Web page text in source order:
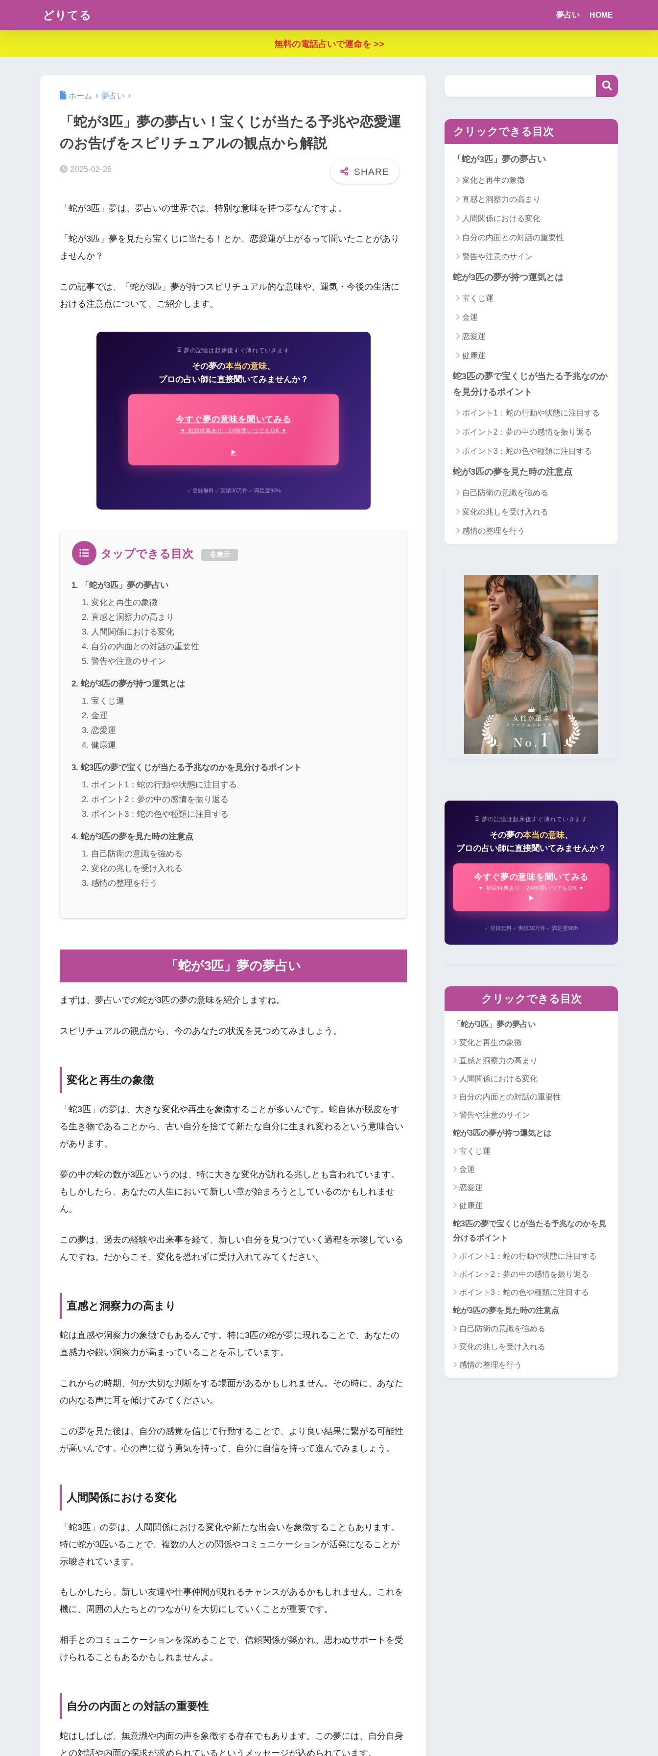
どりてる 夢占い HOME
無料の電話占いで運命を >>
ホーム 夢占い
「蛇が3匹」夢の夢占い！宝くじが当たる予兆や恋愛運
のお告げをスピリチュアルの観点から解説
2025-02-26
「蛇が3匹」夢は、夢占いの世界では、特別な意味を持つ夢なんですよ。
「蛇が3匹」夢を見たら宝くじに当たる！とか、恋愛運が上がるって聞いたことがあり
ませんか？
この記事では、「蛇が3匹」夢が持つスピリチュアル的な意味や、運気・今後の生活に
おける注意点について、ご紹介します。
⏳ 夢の記憶は起床後すぐ薄れていきます
その夢の本当の意味、
プロの占い師に直接聞いてみませんか？
今すぐ夢の意味を聞いてみる
▼ 初回特典あり・24時間いつでもOK ▼
✓登録無料✓実績30万件✓満足度96%
タップできる目次 非表示
「蛇が3匹」夢の夢占い
変化と再生の象徴
直感と洞察力の高まり
人間関係における変化
自分の内面との対話の重要性
警告や注意のサイン
蛇が3匹の夢が持つ運気とは
宝くじ運
金運
恋愛運
健康運
蛇3匹の夢で宝くじが当たる予兆なのかを見分けるポイント
ポイント1：蛇の行動や状態に注目する
ポイント2：夢の中の感情を振り返る
ポイント3：蛇の色や種類に注目する
蛇が3匹の夢を見た時の注意点
自己防衛の意識を強める
変化の兆しを受け入れる
感情の整理を行う
「蛇が3匹」夢の夢占い
まずは、夢占いでの蛇が3匹の夢の意味を紹介しますね。
スピリチュアルの観点から、今のあなたの状況を見つめてみましょう。
変化と再生の象徴
「蛇3匹」の夢は、大きな変化や再生を象徴することが多いんです。蛇自体が脱皮をす
る生き物であることから、古い自分を捨てて新たな自分に生まれ変わるという意味合い
があります。
夢の中の蛇の数が3匹というのは、特に大きな変化が訪れる兆しとも言われています。
もしかしたら、あなたの人生において新しい章が始まろうとしているのかもしれませ
ん。
この夢は、過去の経験や出来事を経て、新しい自分を見つけていく過程を示唆している
んですね。だからこそ、変化を恐れずに受け入れてみてください。
直感と洞察力の高まり
蛇は直感や洞察力の象徴でもあるんです。特に3匹の蛇が夢に現れることで、あなたの
直感力や鋭い洞察力が高まっていることを示しています。
これからの時期、何か大切な判断をする場面があるかもしれません。その時に、あなた
の内なる声に耳を傾けてみてください。
この夢を見た後は、自分の感覚を信じて行動することで、より良い結果に繋がる可能性
が高いんです。心の声に従う勇気を持って、自分に自信を持って進んでみましょう。
人間関係における変化
「蛇3匹」の夢は、人間関係における変化や新たな出会いを象徴することもあります。
特に蛇が3匹いることで、複数の人との関係やコミュニケーションが活発になることが
示唆されています。
もしかしたら、新しい友達や仕事仲間が現れるチャンスがあるかもしれません。これを
機に、周囲の人たちとのつながりを大切にしていくことが重要です。
相手とのコミュニケーションを深めることで、信頼関係が築かれ、思わぬサポートを受
けられることもあるかもしれませんよ。
自分の内面との対話の重要性
蛇はしばしば、無意識や内面の声を象徴する存在でもあります。この夢には、自分自身
との対話や内面の探求が求められているというメッセージが込められています。
クリックできる目次
「蛇が3匹」夢の夢占い
変化と再生の象徴
直感と洞察力の高まり
人間関係における変化
自分の内面との対話の重要性
警告や注意のサイン
蛇が3匹の夢が持つ運気とは
宝くじ運
金運
恋愛運
健康運
蛇3匹の夢で宝くじが当たる予兆なのか
を見分けるポイント
ポイント1：蛇の行動や状態に注目する
ポイント2：夢の中の感情を振り返る
ポイント3：蛇の色や種類に注目する
蛇が3匹の夢を見た時の注意点
自己防衛の意識を強める
変化の兆しを受け入れる
感情の整理を行う
⏳ 夢の記憶は起床後すぐ薄れていきます
その夢の本当の意味、
プロの占い師に直接聞いてみませんか？
今すぐ夢の意味を聞いてみる
▼ 初回特典あり・24時間いつでもOK ▼
✓登録無料 ✓実績30万件 ✓満足度96%
クリックできる目次
「蛇が3匹」夢の夢占い
変化と再生の象徴
直感と洞察力の高まり
人間関係における変化
自分の内面との対話の重要性
警告や注意のサイン
蛇が3匹の夢が持つ運気とは
宝くじ運
金運
恋愛運
健康運
蛇3匹の夢で宝くじが当たる予兆なのかを見
分けるポイント
ポイント1：蛇の行動や状態に注目する
ポイント2：夢の中の感情を振り返る
ポイント3：蛇の色や種類に注目する
蛇が3匹の夢を見た時の注意点
自己防衛の意識を強める
変化の兆しを受け入れる
感情の整理を行う